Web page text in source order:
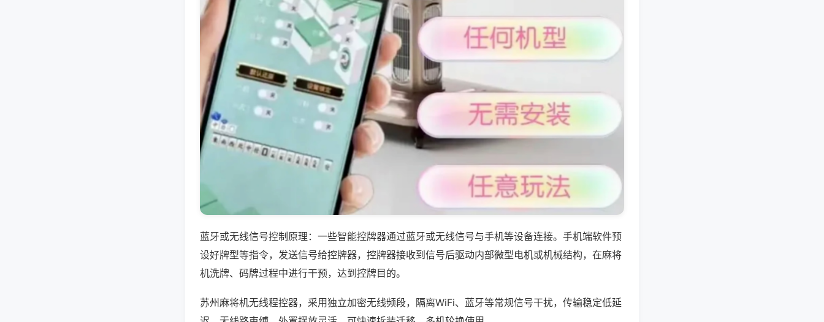
蓝牙或无线信号控制原理：一些智能控牌器通过蓝牙或无线信号与手机等设备连接。手机端软件预
设好牌型等指令，发送信号给控牌器，控牌器接收到信号后驱动内部微型电机或机械结构，在麻将
机洗牌、码牌过程中进行干预，达到控牌目的。
苏州麻将机无线程控器，采用独立加密无线频段，隔离WiFi、蓝牙等常规信号干扰，传输稳定低延